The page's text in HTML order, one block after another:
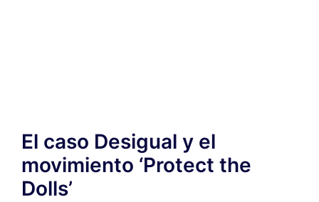
El caso Desigual y el
movimiento ‘Protect the
Dolls’